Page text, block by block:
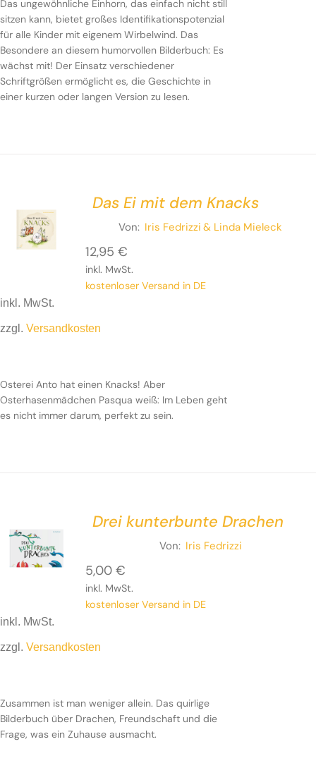
Das ungewöhnliche Einhorn, das einfach nicht still
sitzen kann, bietet großes Identifikationspotenzial
für alle Kinder mit eigenem Wirbelwind. Das
Besondere an diesem humorvollen Bilderbuch: Es
wächst mit! Der Einsatz verschiedener
Schriftgrößen ermöglicht es, die Geschichte in
einer kurzen oder langen Version zu lesen.
Das Ei mit dem Knacks
Von: Iris Fedrizzi & Linda Mieleck
12,95 €
inkl. MwSt.
kostenloser Versand in DE
inkl. MwSt.
zzgl. Versandkosten
Osterei Anto hat einen Knacks! Aber
Osterhasenmädchen Pasqua weiß: Im Leben geht
es nicht immer darum, perfekt zu sein.
Drei kunterbunte Drachen
Von: Iris Fedrizzi
5,00 €
inkl. MwSt.
kostenloser Versand in DE
inkl. MwSt.
zzgl. Versandkosten
Zusammen ist man weniger allein. Das quirlige
Bilderbuch über Drachen, Freundschaft und die
Frage, was ein Zuhause ausmacht.